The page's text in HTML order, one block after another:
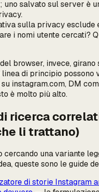
uno salvato sul server è
sulla privacy esclude
i nomi utente cercati?
browser, invece, girano
di principio possono
instagram.com, DM
è molto più alto.
ricerca
li trattano)
cercando una variante
queste sono le guide
di storie Instagram